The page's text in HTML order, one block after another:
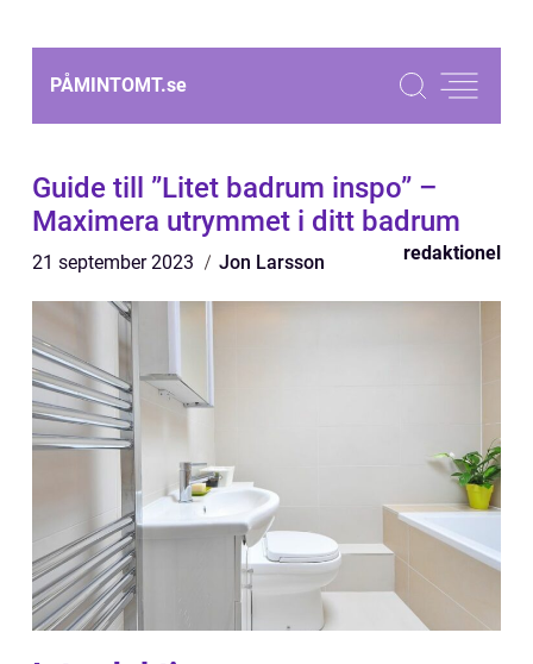
PÅMINTOMT.se
Guide till ”Litet badrum inspo” –
Maximera utrymmet i ditt badrum
21 september 2023 Jon Larsson redaktionel